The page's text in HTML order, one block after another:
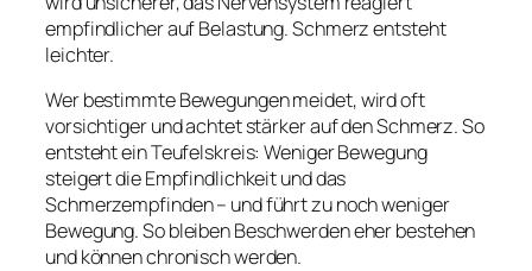
empfindlicher auf Belastung. Schmerz entsteht
leichter.
Wer bestimmte Bewegungen meidet, wird oft
vorsichtiger und achtet stärker auf den Schmerz. So
entsteht ein Teufelskreis: Weniger Bewegung
steigert die Empfindlichkeit und das
Schmerzempfinden – und führt zu noch weniger
Bewegung. So bleiben Beschwerden eher bestehen
und können chronisch werden.